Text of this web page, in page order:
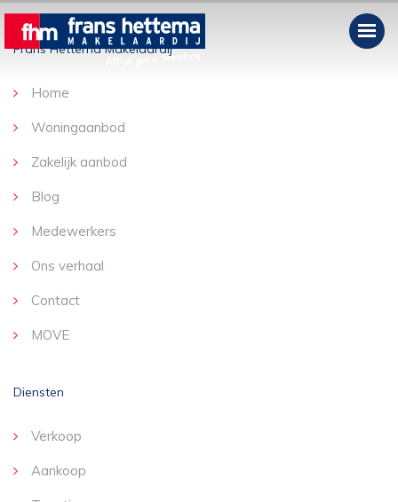
Frans Hettema Makelaardij
Home
Woningaanbod
Zakelijk aanbod
Blog
Medewerkers
Ons verhaal
Contact
MOVE
Diensten
Verkoop
Aankoop